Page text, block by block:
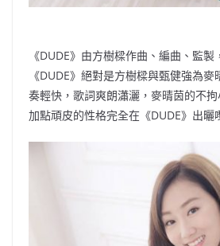
《DUDE》由方樹樑作曲、編曲、監製
《DUDE》絕對是方樹樑與甄健強為
奏輕快，歌詞爽朗瀟灑，麥晴茵的不
加點頑皮的性格完全在《DUDE》出曬